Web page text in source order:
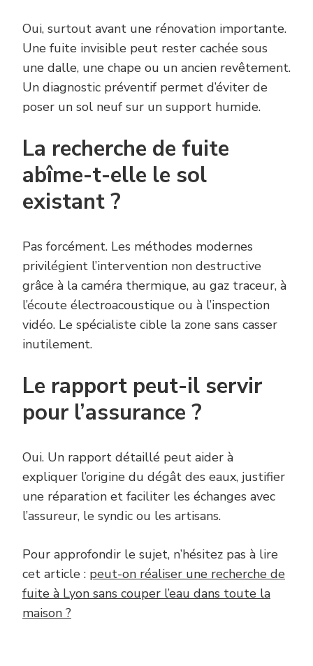
Oui, surtout avant une rénovation importante.
Une fuite invisible peut rester cachée sous
une dalle, une chape ou un ancien revêtement.
Un diagnostic préventif permet d’éviter de
poser un sol neuf sur un support humide.
La recherche de fuite
abîme-t-elle le sol
existant ?
Pas forcément. Les méthodes modernes
privilégient l’intervention non destructive
grâce à la caméra thermique, au gaz traceur, à
l’écoute électroacoustique ou à l’inspection
vidéo. Le spécialiste cible la zone sans casser
inutilement.
Le rapport peut-il servir
pour l’assurance ?
Oui. Un rapport détaillé peut aider à
expliquer l’origine du dégât des eaux, justifier
une réparation et faciliter les échanges avec
l’assureur, le syndic ou les artisans.
Pour approfondir le sujet, n’hésitez pas à lire
cet article : peut-on réaliser une recherche de
fuite à Lyon sans couper l’eau dans toute la
maison ?